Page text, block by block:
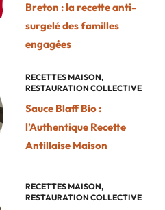
Breton : la recette anti-
surgelé des familles
engagées
RECETTES MAISON,
RESTAURATION COLLECTIVE
Sauce Blaff Bio :
l’Authentique Recette
Antillaise Maison
RECETTES MAISON,
RESTAURATION COLLECTIVE